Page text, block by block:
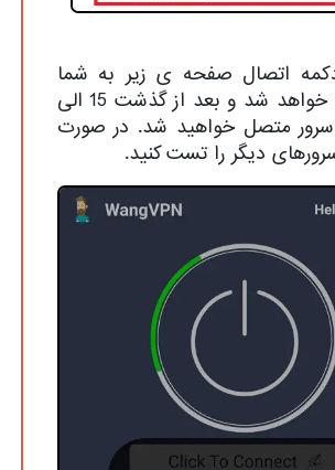
اتصال صفحه ی زیر به شما
نمایش داده خواهد شد و بعد از گذشت 15 الی
سرور متصل خواهید شد. در صورت
دیگر را تست کنید.